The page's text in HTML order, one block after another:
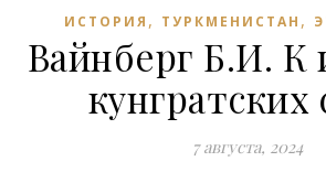
ИСТОРИЯ , ТУРКМЕНИСТАН ,
Вайнберг Б.И. К
кунгратских
7 августа, 2024